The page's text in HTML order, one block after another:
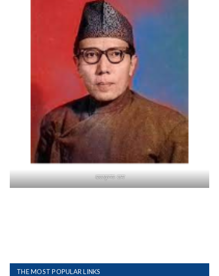
बालकृष्ण-सम
THE MOST POPULAR LINKS